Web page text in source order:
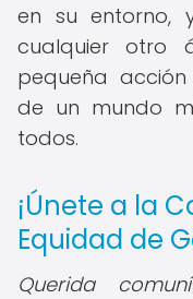
en su entorno,
cualquier otro
pequeña
de un mundo
todos.
¡Únete a la
Equidad de
Querida